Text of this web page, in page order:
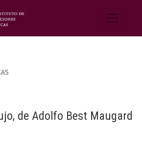
de Adolfo Best Maugard